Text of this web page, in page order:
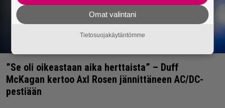
”Se oli oikeastaan aika herttaista” – Duff
McKagan kertoo Axl Rosen jännittäneen AC/DC-
pestiään
Omat valintani
Tietosuojakäytäntömme